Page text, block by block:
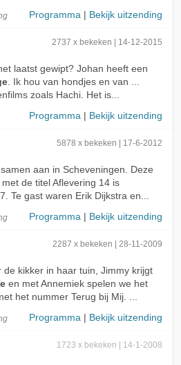
Programma | Bekijk uitzending
2737 x bekeken | 14-12-2015
laatst gewipt? Johan heeft een
. Ik hou van hondjes en van ...
zoals Hachi. Het is...
Programma | Bekijk uitzending
5878 x bekeken | 17-6-2012
aan in Scheveningen. Deze
de titel Aflevering 14 is
Te gast waren Erik Dijkstra en...
Programma | Bekijk uitzending
2287 x bekeken | 28-11-2009
de kikker in haar tuin, Jimmy krijgt
en met Annemiek spelen we het
het nummer Terug bij Mij. ...
Programma | Bekijk uitzending
1723 x bekeken | 14-1-2008